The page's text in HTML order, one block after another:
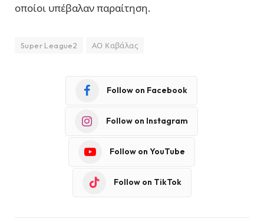
οποίοι υπέβαλαν παραίτηση.
Super League2 ΑΟ Καβάλας
Follow on Facebook
Follow on Instagram
Follow on YouTube
Follow on TikTok